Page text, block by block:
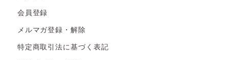
会員登録
メルマガ登録・解除
特定商取引法に基づく表記